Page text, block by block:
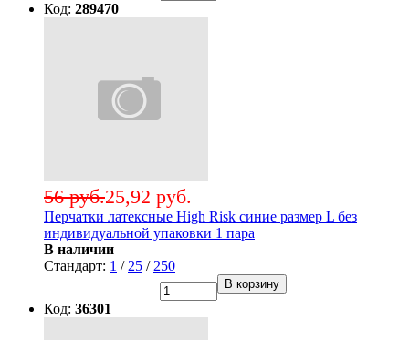
Код: 289470
25,92 руб.
56 руб.
Перчатки латексные High Risk синие размер L без
индивидуальной упаковки 1 пара
В наличии
Стандарт: 1 /25 /250
В корзину
Код: 36301